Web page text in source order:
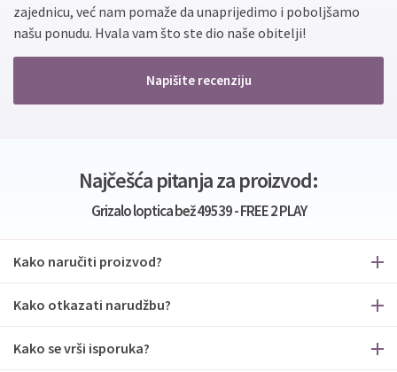
zajednicu, već nam pomaže da unaprijedimo i poboljšamo
našu ponudu. Hvala vam što ste dio naše obitelji!
Napišite recenziju
Najčešća pitanja za proizvod:
Grizalo loptica bež 49539 - FREE 2 PLAY
Kako naručiti proizvod?
Kako otkazati narudžbu?
Kako se vrši isporuka?